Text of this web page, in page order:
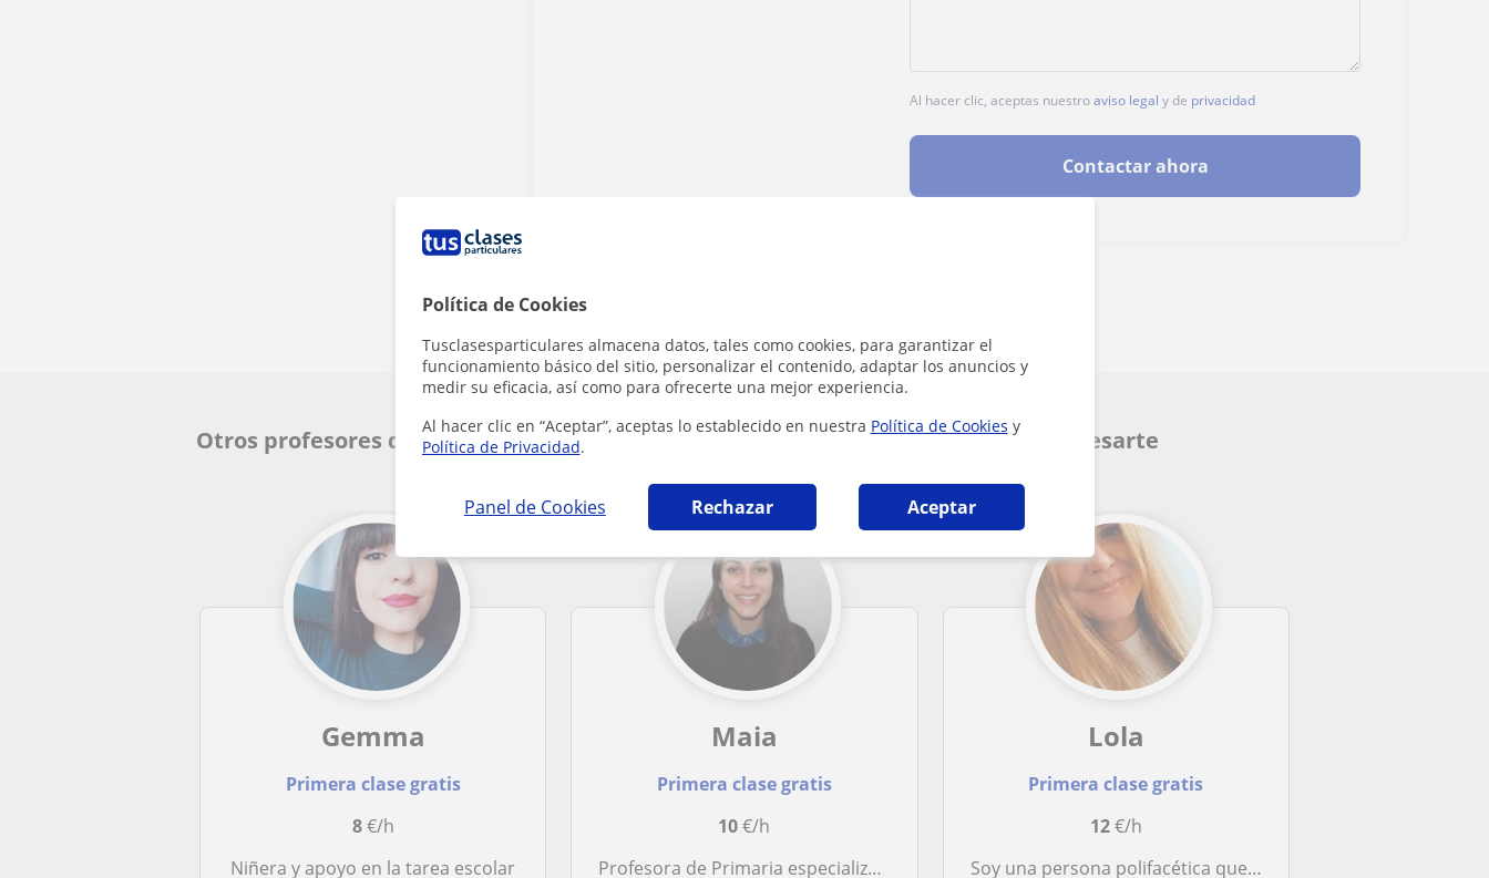
Política de Cookies
Tusclasesparticulares almacena datos, tales como cookies, para garantizar el
funcionamiento básico del sitio, personalizar el contenido, adaptar los anuncios y
medir su eficacia, así como para ofrecerte una mejor experiencia.
Al hacer clic en “Aceptar”, aceptas lo establecido en nuestra Política de Cookies y
Política de Privacidad.
Panel de Cookies Rechazar Aceptar
Al hacer clic, aceptas nuestroaviso legal y de privacidad
Contactar ahora
Otros profesores de Lengua Castellana y Literatura en Valencia que pueden interesarte
Gemma
Primera clase gratis
8€/h
Niñera y apoyo en la tarea escolar
Maia
Primera clase gratis
10€/h
Profesora de Primaria especializada en niños entre 6 y 12 años
Lola
Primera clase gratis
12€/h
Soy una persona polifacética que me gusta dar clases y ayudar al desarrollo formativo del estudiante